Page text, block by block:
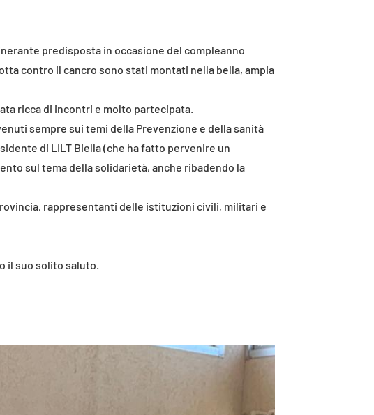
predisposta in occasione del compleanno
contro il cancro sono stati montati nella bella, ampia
ricca di incontri e molto partecipata.
sempre sui temi della Prevenzione e della sanità
di LILT Biella (che ha fatto pervenire un
sul tema della solidarietà, anche ribadendo la
rappresentanti delle istituzioni civili, militari e
il suo solito saluto.